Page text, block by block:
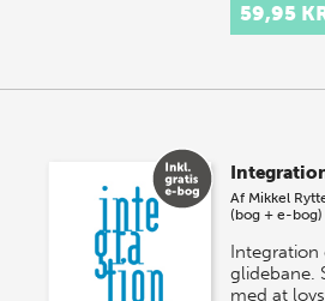
59,95
Af Mikkel
(bog + e-bog)
glidebane.
med at